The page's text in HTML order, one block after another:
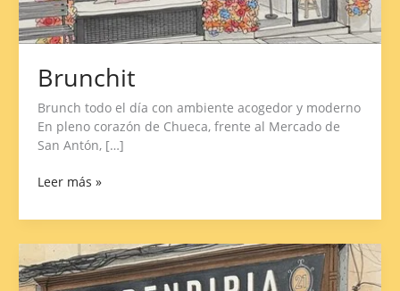
Brunchit
Brunch todo el día con ambiente acogedor y moderno
En pleno corazón de Chueca, frente al Mercado de
San Antón, […]
Leer más »
Serendipia
La